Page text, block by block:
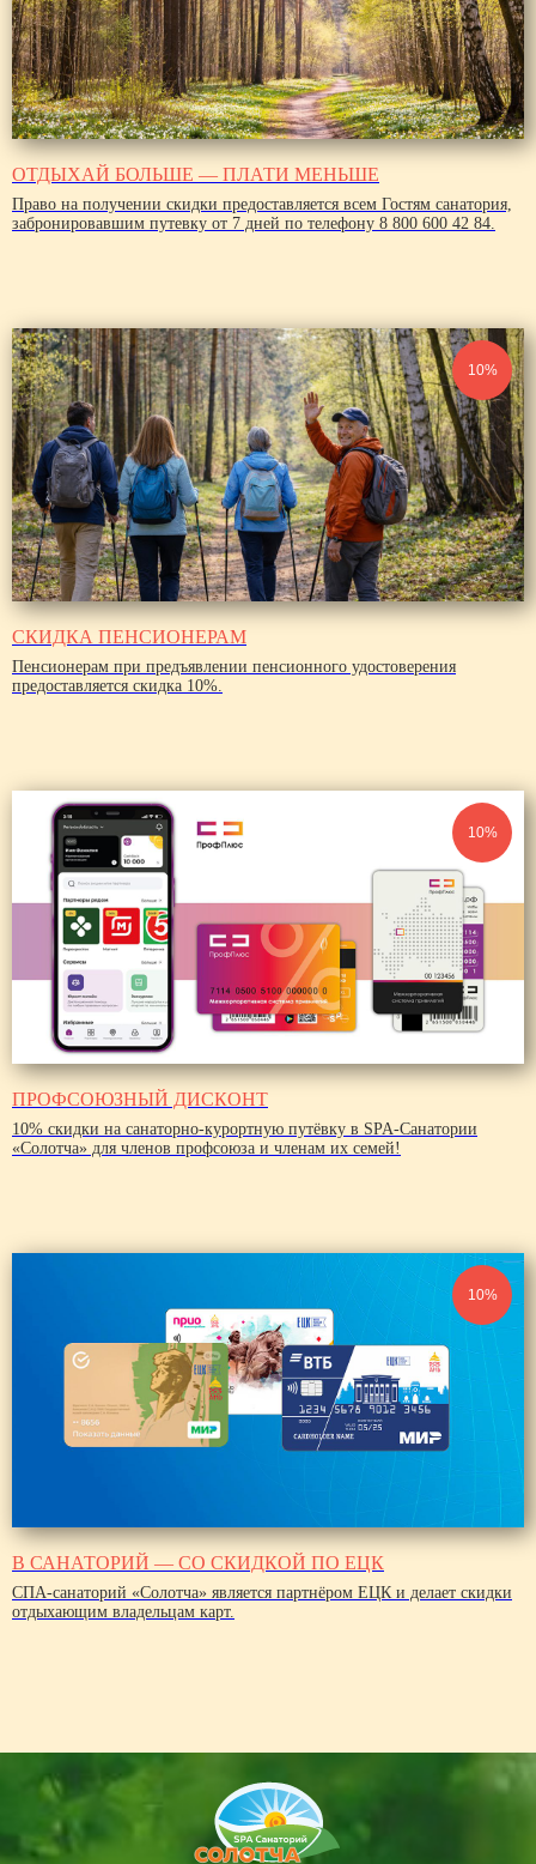
ОТДЫХАЙ БОЛЬШЕ — ПЛАТИ МЕНЬШЕ
Право на получении скидки предоставляется всем Гостям санатория,
забронировавшим путевку от 7 дней по телефону 8 800 600 42 84.
10%
СКИДКА ПЕНСИОНЕРАМ
Пенсионерам при предъявлении пенсионного удостоверения
предоставляется скидка 10%
10%
ПРОФСОЮЗНЫЙ ДИСКОНТ
10% скидки на санаторно-курортную путёвку в SPA-Санатории
«Солотча» для членов профсоюза и членам их семей!
10%
В САНАТОРИЙ — СО СКИДКОЙ ПО ЕЦК
СПА-санаторий «Солотча» является партнёром ЕЦК и делает скидки
отдыхающим владельцам карт.